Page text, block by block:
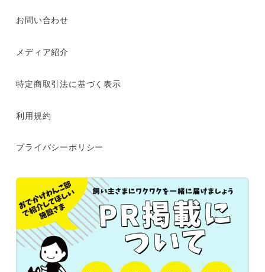
お問い合わせ
メディア紹介
特定商取引法に基づく表示
利用規約
プライバシーポリシー